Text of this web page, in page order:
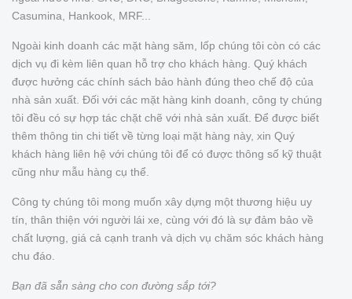
Casumina, Hankook, MRF...
Ngoài kinh doanh các mặt hàng săm, lốp chúng tôi còn có các
dịch vụ đi kèm liên quan hỗ trợ cho khách hàng. Quý khách
được hưởng các chính sách bảo hành đúng theo chế độ của
nhà sản xuất. Đối với các mặt hàng kinh doanh, công ty chúng
tôi đều có sự hợp tác chặt chẽ với nhà sản xuất. Để được biết
thêm thông tin chi tiết về từng loại mặt hàng này, xin Quý
khách hàng liên hệ với chúng tôi để có được thông số kỹ thuật
cũng như mẫu hàng cụ thể.
Công ty chúng tôi mong muốn xây dựng một thương hiệu uy
tín, thân thiện với người lái xe, cùng với đó là sự đảm bảo về
chất lượng, giá cả cạnh tranh và dịch vụ chăm sóc khách hàng
chu đáo.
Bạn đã sẵn sàng cho con đường sắp tới?